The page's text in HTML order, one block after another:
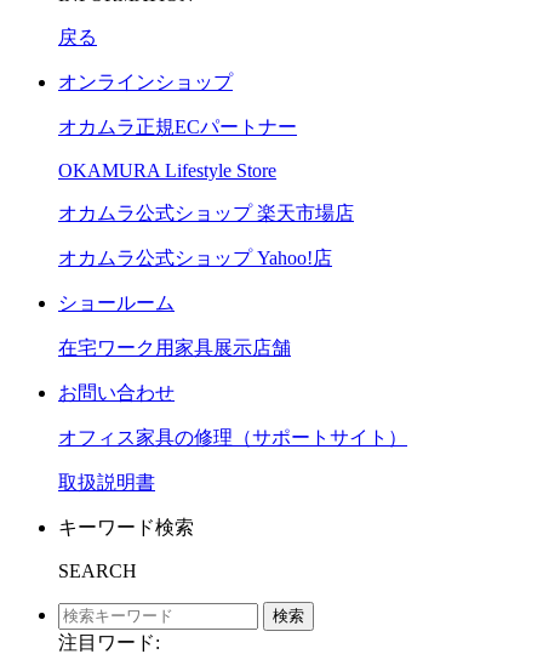
戻る
オンラインショップ
オカムラ正規ECパートナー
OKAMURA Lifestyle Store
オカムラ公式ショップ 楽天市場店
オカムラ公式ショップ Yahoo!店
ショールーム
在宅ワーク用家具展示店舗
お問い合わせ
オフィス家具の修理（サポートサイト）
取扱説明書
キーワード検索
SEARCH
検索
注目ワード: